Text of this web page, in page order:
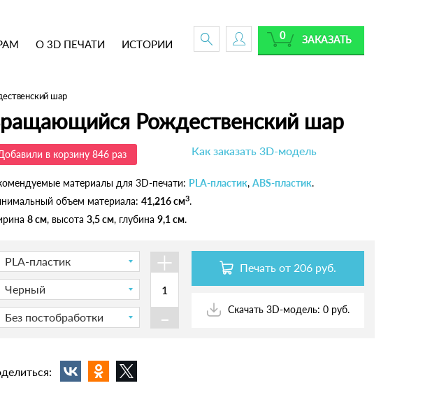
О 3D ПЕЧАТИ ИСТОРИИ ЗАКАЗАТЬ
0
шар
Рождественский шар
в корзину 846 раз Как заказать 3D-модель
материалы для 3D-печати: PLA-пластик, ABS-пластик.
объем материала: 41,216 см3.
8 см, высота 3,5 см, глубина 9,1 см.
PLA-пластик
Черный
Без постобработки
+
-
Печать от 206 руб.
Скачать 3D-модель: 0 руб.